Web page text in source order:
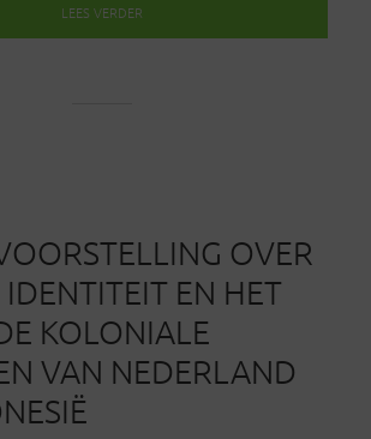
LEES VERDER
OVER
EN HET
KOLONIALE
VAN NEDERLAND